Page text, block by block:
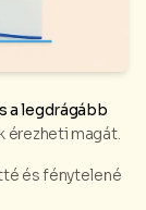
a legdrágább
érezheti magát.
és fénytelené